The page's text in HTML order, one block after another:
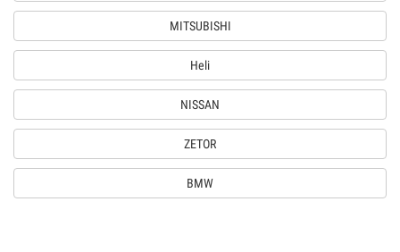
MITSUBISHI
Heli
NISSAN
ZETOR
BMW